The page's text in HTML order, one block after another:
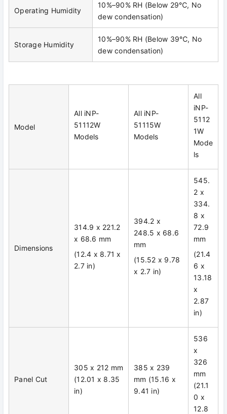
Operating Humidity
10%–90% RH (Below 29℃, No
dew condensation)
Storage Humidity
10%–90% RH (Below 39℃, No
dew condensation)
Model
All iNP-
51112W
Models
All iNP-
51115W
Models
All
iNP-
5112
1W
Mode
ls
Dimensions
314.9 x 221.2
x 68.6 mm
(12.4 x 8.71 x
2.7 in)
394.2 x
248.5 x 68.6
mm
(15.52 x 9.78
x 2.7 in)
545.
2 x
334.
8 x
72.9
mm
(21.4
6 x
13.18
x
2.87
in)
Panel Cut
305 x 212 mm
(12.01 x 8.35
in)
385 x 239
mm (15.16 x
9.41 in)
536
x
326
mm
(21.1
0 x
12.8